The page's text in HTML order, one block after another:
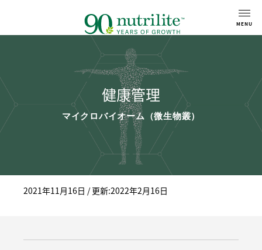
健康管理
マイクロバイオーム（微生物叢）
2021年11月16日 / 更新:2022年2月16日